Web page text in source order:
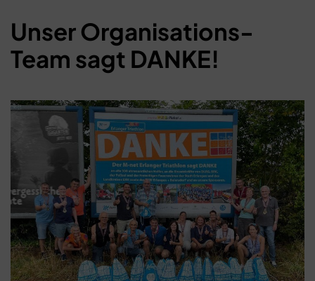
Schließen
Unser Organisations-
Team sagt DANKE!